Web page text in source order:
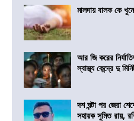
মালদায় বালক কে
আর জি করের
স্বাস্থ্য কেন্দ্রে দু
দশ ঘন্টা পর জেরা
সহায়ক সুমিত রায়,